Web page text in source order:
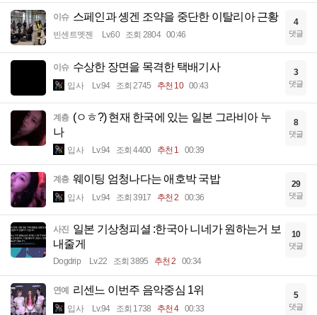
이슈 스페인과 솅겐 조약을 중단한 이탈리아 근황
빈센트멧젠 Lv.60 조회 2804 00:46
4
댓글
이슈 수상한 장면을 목격한 택배기사
입사 Lv.94 조회 2745 추천 10 00:43
3
댓글
계층 (ㅇㅎ?) 현재 한국에 있는 일본 그라비아 누
나
입사 Lv.94 조회 4400 추천 1 00:39
8
댓글
계층 웨이팅 엄청나다는 애호박 국밥
입사 Lv.94 조회 3917 추천 2 00:36
29
댓글
사진 일본 기상청피셜 :한국아 니네가 원하는거 보
내줄게
Dogdrip Lv.22 조회 3895 추천 2 00:34
10
댓글
연예 리센느 이번주 음악중심 1위
입사 Lv.94 조회 1738 추천 4 00:33
5
댓글